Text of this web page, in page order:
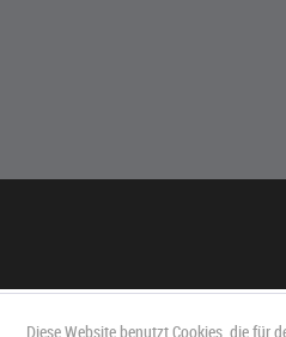
Diese Website benutzt Cookies, die für